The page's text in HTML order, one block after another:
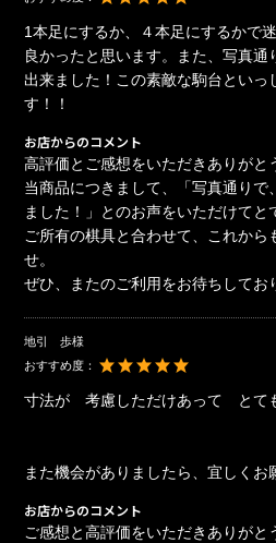
1本足にするか、４本足にするかで
良かったと思います。また、写真
出来ました！この素敵な駒台といっ
す！！
お店からのコメント
高評価とご感想をいただきありがと
当商品につきまして、「写真通りで
ました！」とのお声をいただけてと
ご所有の棋具と合わせて、これから
せ。
ぜひ、またのご利用をお待ちしてお
地引 歩様
おすすめ度：
寸法が 考慮しただけあって とて
また機会がありましたら、宜しくお
お店からのコメント
ご感想と高評価をいただきありがと